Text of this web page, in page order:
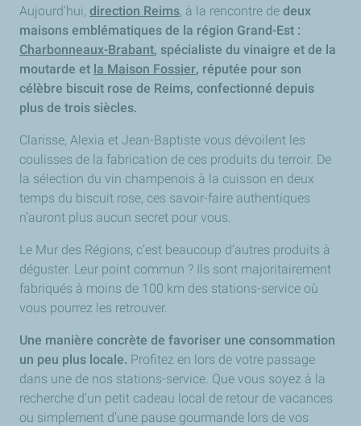
Aujourd'hui, direction Reims, à la rencontre de deux
maisons emblématiques de la région Grand-Est :
Charbonneaux-Brabant, spécialiste du vinaigre et de la
moutarde et la Maison Fossier, réputée pour son
célèbre biscuit rose de Reims, confectionné depuis
plus de trois siècles.
Clarisse, Alexia et Jean-Baptiste vous dévoilent les
coulisses de la fabrication de ces produits du terroir. De
la sélection du vin champenois à la cuisson en deux
temps du biscuit rose, ces savoir-faire authentiques
n’auront plus aucun secret pour vous.
Le Mur des Régions, c’est beaucoup d’autres produits à
déguster. Leur point commun ? Ils sont majoritairement
fabriqués à moins de 100 km des stations-service où
vous pourrez les retrouver.
Une manière concrète de favoriser une consommation
un peu plus locale. Profitez en lors de votre passage
dans une de nos stations-service. Que vous soyez à la
recherche d'un petit cadeau local de retour de vacances
ou simplement d’une pause gourmande lors de vos